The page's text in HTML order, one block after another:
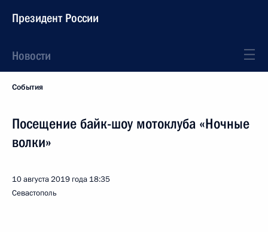
Президент России
Новости
События
Посещение байк-шоу мотоклуба «Ночные
волки»
10 августа 2019 года 18:35
Севастополь